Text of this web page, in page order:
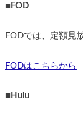
■FOD
FODでは、定額見
FODはこちらから
■Hulu